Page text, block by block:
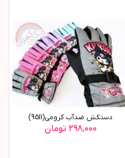
دستکش ضدآب کرومي(9511)
۲۹۸,۰۰۰ تومان